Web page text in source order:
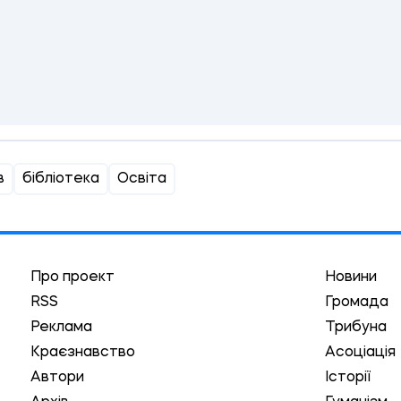
бібліотека Освіта
Про проект
RSS
Реклама
Краєзнавство
Автори
Новини
Громада
Трибуна
Асоціація
Історії